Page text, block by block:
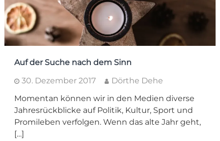
Auf der Suche nach dem Sinn
30. Dezember 2017
Dörthe Dehe
Momentan können wir in den Medien diverse
Jahresrückblicke auf Politik, Kultur, Sport und
Promileben verfolgen. Wenn das alte Jahr geht,
[…]